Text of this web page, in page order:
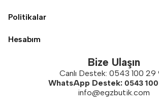
Politikalar
Hesabım
Bize Ulaşın
Canlı Destek: 0543 100 29
WhatsApp Destek: 0543
info@egzbutik.com